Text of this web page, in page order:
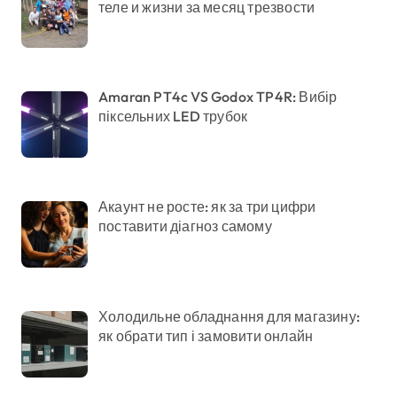
теле и жизни за месяц трезвости
Amaran PT4c VS Godox TP4R: Вибір
піксельних LED трубок
Акаунт не росте: як за три цифри
поставити діагноз самому
Холодильне обладнання для магазину:
як обрати тип і замовити онлайн